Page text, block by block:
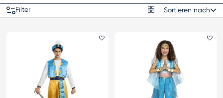
Filter Produktraster
Sortieren nach
Sortieren nach
Favorit hinzufügen